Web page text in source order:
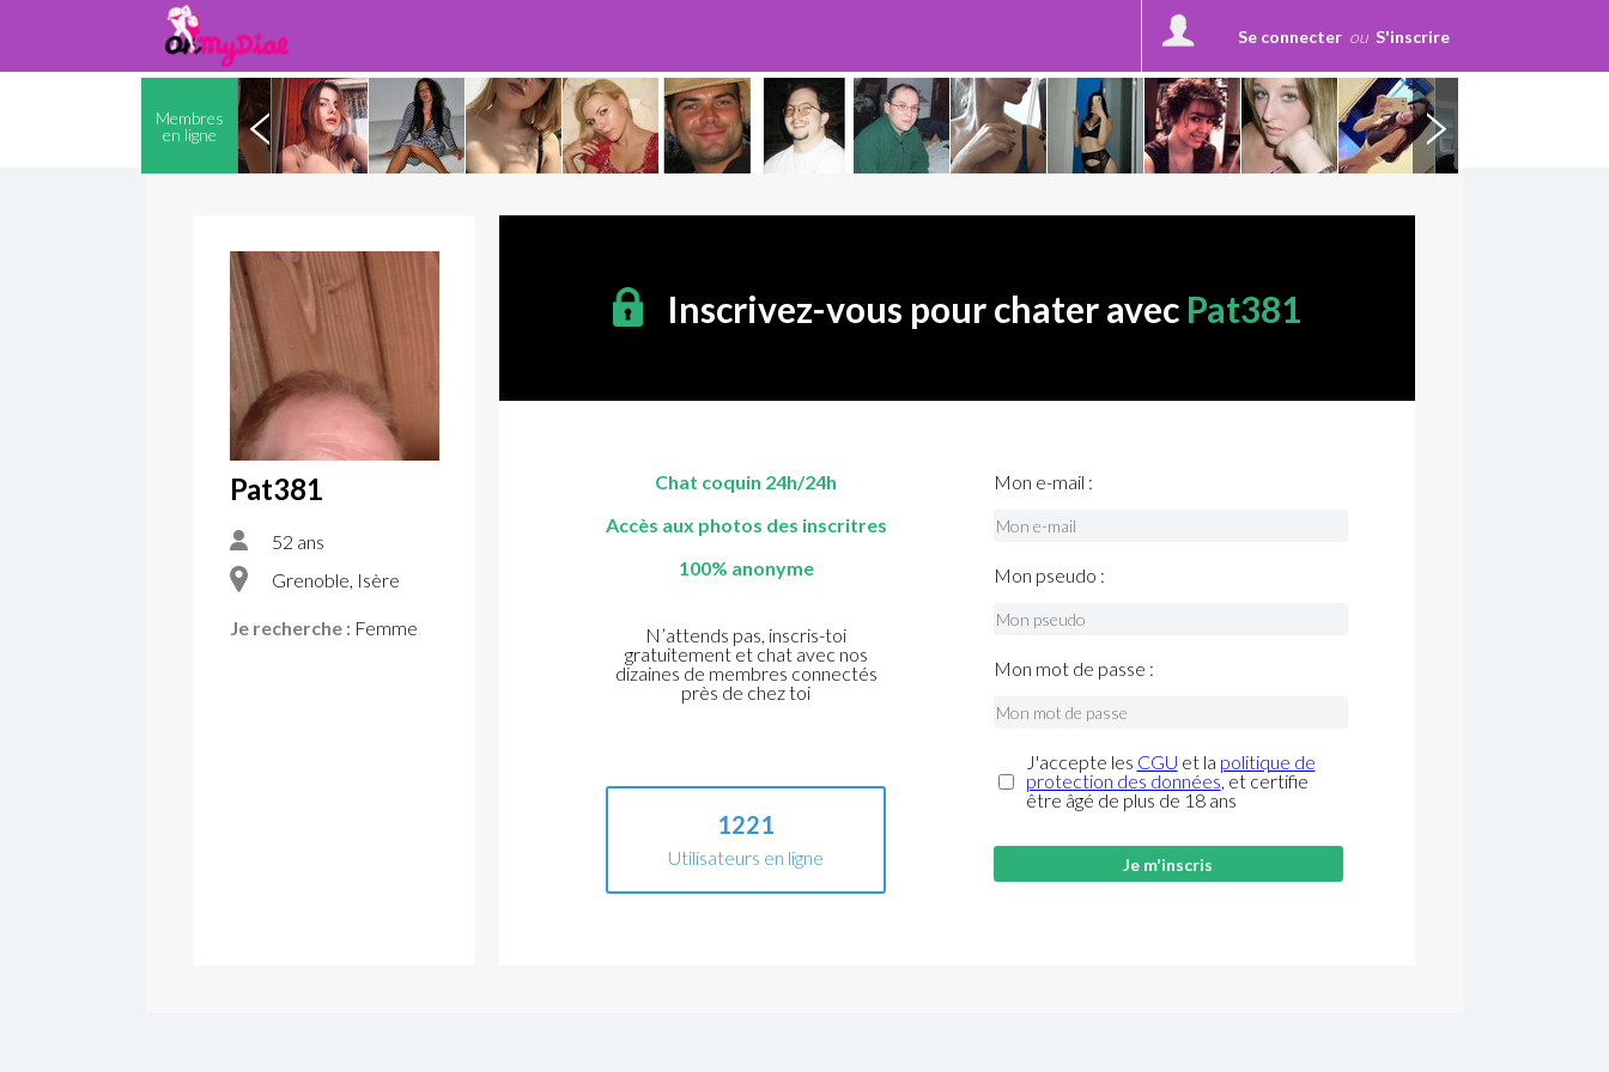
Se connecter ou S'inscrire
Membres
en ligne
Pat381
52 ans
Grenoble, Isère
Je recherche : Femme
Inscrivez-vous pour chater avec Pat381
Chat coquin 24h/24h
Accès aux photos des inscritres
100% anonyme
N’attends pas, inscris-toi
gratuitement et chat avec nos
dizaines de membres connectés
près de chez toi
1221
Utilisateurs en ligne
Mon e-mail :
Mon pseudo :
Mon mot de passe :
J'accepte les CGU et la politique de
protection des données, et certifie
être âgé de plus de 18 ans